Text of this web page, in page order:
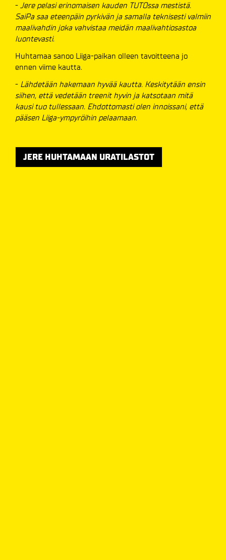
- Jere pelasi erinomaisen kauden TUTOssa mestistä.
SaiPa saa eteenpäin pyrkivän ja samalla teknisesti valmiin
maalivahdin joka vahvistaa meidän maalivahtiosastoa
luontevasti.
Huhtamaa sanoo Liiga-paikan olleen tavoitteena jo
ennen viime kautta.
- Lähdetään hakemaan hyvää kautta. Keskitytään ensin
siihen, että vedetään treenit hyvin ja katsotaan mitä
kausi tuo tullessaan. Ehdottomasti olen innoissani, että
pääsen Liiga-ympyröihin pelaamaan.
JERE HUHTAMAAN URATILASTOT